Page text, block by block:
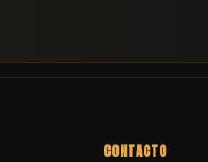
CONTACTO